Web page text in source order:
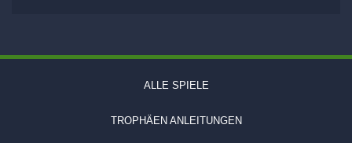
ALLE SPIELE
TROPHÄEN ANLEITUNGEN